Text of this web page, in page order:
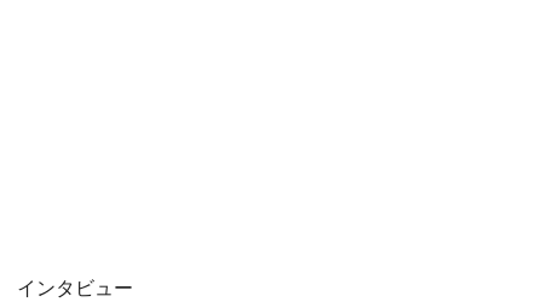
インタビュー